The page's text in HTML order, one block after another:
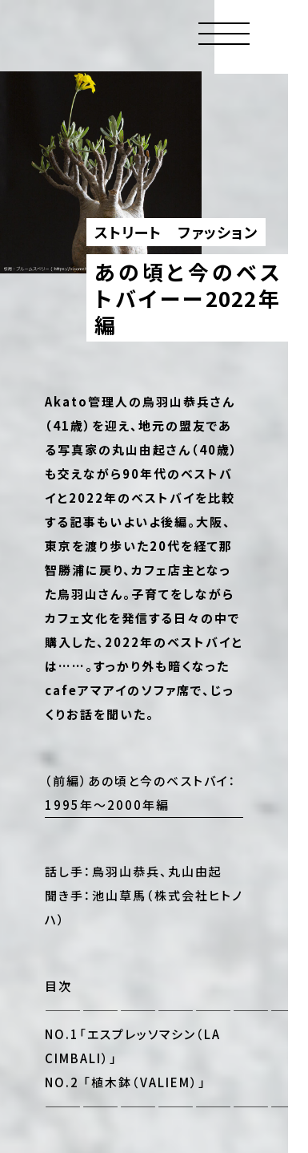
ストリート ファッション
あの頃と今のベス
トバイーー2022年
編
Akato管理人の鳥羽山恭兵さん
（41歳）を迎え、地元の盟友であ
る写真家の丸山由起さん（40歳）
も交えながら90年代のベストバ
イと2022年のベストバイを比較
する記事もいよいよ後編。大阪、
東京を渡り歩いた20代を経て那
智勝浦に戻り、カフェ店主となっ
た鳥羽山さん。子育てをしながら
カフェ文化を発信する日々の中で
購入した、2022年のベストバイと
は……。すっかり外も暗くなった
cafeアマアイのソファ席で、じっ
くりお話を聞いた。
（前編）あの頃と今のベストバイ：
1995年〜2000年編
話し手：鳥羽山恭兵、丸山由起
聞き手：池山草馬（株式会社ヒトノ
ハ）
目次
—————————————————————
NO.1「エスプレッソマシン（LA
CIMBALI）」
NO.2 「植木鉢（VALIEM）」
—————————————————————